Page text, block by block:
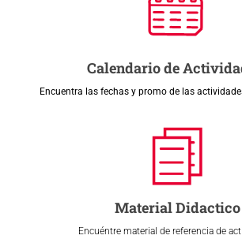
Calendario de
Encuentra las fechas y promo de las
Material Didactico
Encuéntre material de referencia de